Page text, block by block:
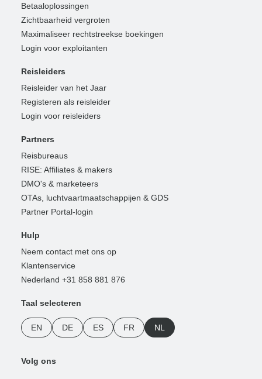
Betaaloplossingen
Zichtbaarheid vergroten
Maximaliseer rechtstreekse boekingen
Login voor exploitanten
Reisleiders
Reisleider van het Jaar
Registeren als reisleider
Login voor reisleiders
Partners
Reisbureaus
RISE: Affiliates & makers
DMO's & marketeers
OTAs, luchtvaartmaatschappijen & GDS
Partner Portal-login
Hulp
Neem contact met ons op
Klantenservice
Nederland +31 858 881 876
Taal selecteren
EN DE ES FR NL
Volg ons